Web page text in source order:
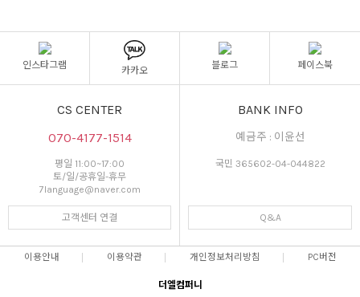
인스타그램
카카오
블로그 페이스북
CS CENTER
070-4177-1514
평일 11:00~17:00
토/일/공휴일-휴무
7language@naver.com
고객센터 연결
BANK INFO
예금주 : 이윤선
국민 365602-04-044822
Q&A
이용안내 이용약관 개인정보처리방침 PC버전
더엘컴퍼니